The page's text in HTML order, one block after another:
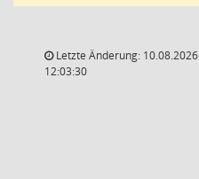
Letzte Änderung: 10.08.2026
12:03:30